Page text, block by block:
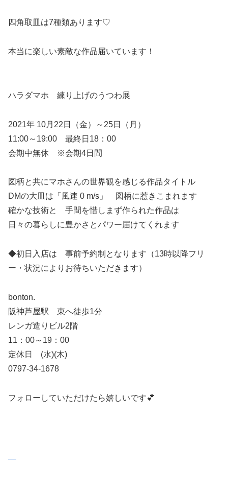
四角取皿は7種類あります♡
本当に楽しい素敵な作品届いています！
ハラダマホ 練り上げのうつわ展
2021年 10月22日（金）～25日（月）
11:00～19:00 最終日18：00
会期中無休 ※会期4日間
図柄と共にマホさんの世界観を感じる作品タイトル
DMの大皿は「風速 0 m/s」 図柄に惹きこまれます
確かな技術と 手間を惜しまず作られた作品は
日々の暮らしに豊かさとパワー届けてくれます
◆初日入店は 事前予約制となります（13時以降フリ
ー・状況によりお待ちいただきます）
bonton.
阪神芦屋駅 東へ徒歩1分
レンガ造りビル2階
11：00～19：00
定休日 (水)(木)
0797-34-1678
フォローしていただけたら嬉しいです💕